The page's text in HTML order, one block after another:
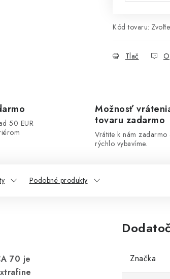
Kód tovaru:
Tlač
50 EUR
Možnosť
tovaru zadarmo
Vrátite k nám zadarmo
rýchlo vybavíme.
Podobné produkty
70 je
Značka